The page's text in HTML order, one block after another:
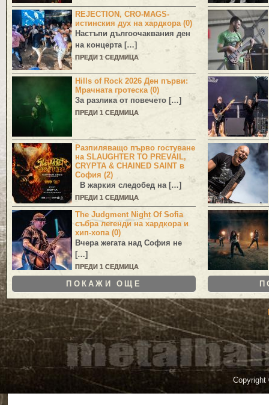
REJECTION, CRO-MAGS-
истинския дух на хардкора (0)
Настъпи дългоочаквания ден
на концерта […]
ПРЕДИ 1 СЕДМИЦА
Hills of Rock 2026 Ден първи:
Мрачната гротеска (0)
За разлика от повечето […]
ПРЕДИ 1 СЕДМИЦА
Разпиляващо първо гостуване
на SLAUGHTER TO PREVAIL,
CRYPTA & CHAINED SAINT в
София (2)
В жаркия следобед на […]
ПРЕДИ 1 СЕДМИЦА
The Judgment Night Of Sofia
събра легенди на хардкора и
хип-хопа (0)
Вчера жегата над София не
[…]
ПРЕДИ 1 СЕДМИЦА
ПОКАЖИ ОЩЕ